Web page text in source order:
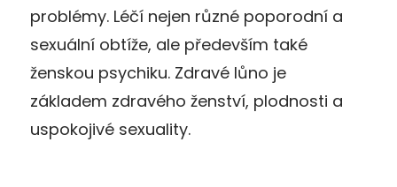
problémy. Léčí nejen různé poporodní a
sexuální obtíže, ale především také
ženskou psychiku. Zdravé lůno je
základem zdravého ženství, plodnosti a
uspokojivé sexuality.